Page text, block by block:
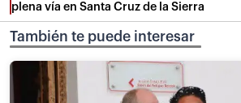
plena vía en Santa Cruz de la Sierra
También te puede interesar